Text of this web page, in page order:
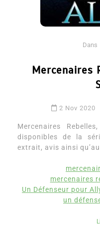
Dans
Mercenaires
2 Nov 2020
Mercenaires
disponibles de la
extrait, avis ainsi
mercenaires
Un Défenseur pour
un